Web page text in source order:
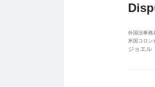
外国法事務
米国コロン
ジョエ